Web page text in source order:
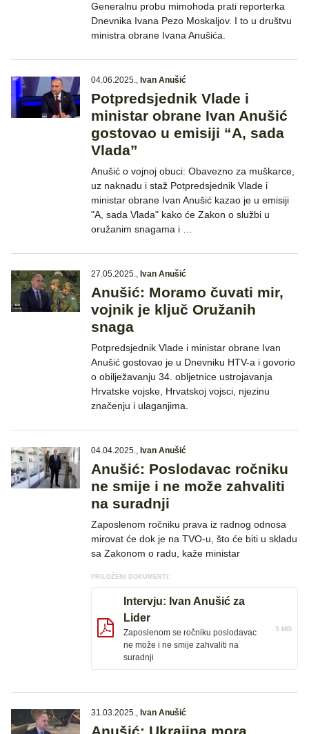
Generalnu probu mimohoda prati reporterka
Dnevnika Ivana Pezo Moskaljov. I to u društvu
ministra obrane Ivana Anušića.
04.06.2025., Ivan Anušić
Potpredsjednik Vlade i
ministar obrane Ivan Anušić
gostovao u emisiji “A, sada
Vlada”
Anušić o vojnoj obuci: Obavezno za muškarce,
uz naknadu i staž Potpredsjednik Vlade i
ministar obrane Ivan Anušić kazao je u emisiji
"A, sada Vlada" kako će Zakon o službi u
oružanim snagama i …
27.05.2025., Ivan Anušić
Anušić: Moramo čuvati mir,
vojnik je ključ Oružanih
snaga
Potpredsjednik Vlade i ministar obrane Ivan
Anušić gostovao je u Dnevniku HTV-a i govorio
o obilježavanju 34. obljetnice ustrojavanja
Hrvatske vojske, Hrvatskoj vojsci, njezinu
značenju i ulaganjima.
04.04.2025., Ivan Anušić
Anušić: Poslodavac ročniku
ne smije i ne može zahvaliti
na suradnji
Zaposlenom ročniku prava iz radnog odnosa​
mirovat će dok je na TVO-u, što će biti u skladu
sa Zakonom o radu, kaže ministar
PRILOŽENI DOKUMENTI:
Intervju: Ivan Anušić za
Lider
Zaposlenom se ročniku poslodavac
ne može i ne smije zahvaliti na
suradnji
3 MB
31.03.2025., Ivan Anušić